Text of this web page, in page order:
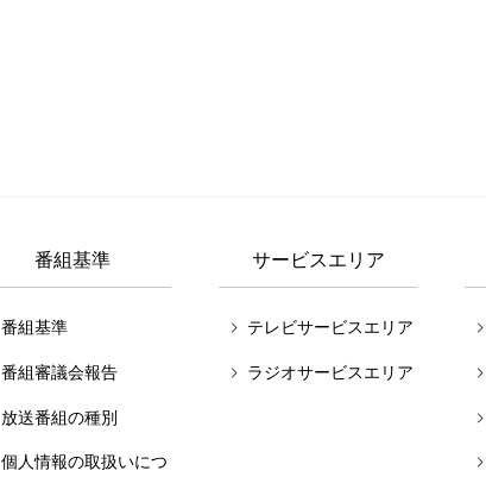
番組基準
番組基準
番組審議会報告
放送番組の種別
個人情報の取扱いにつ
サービスエリア
テレビサービスエリア
ラジオサービスエリア